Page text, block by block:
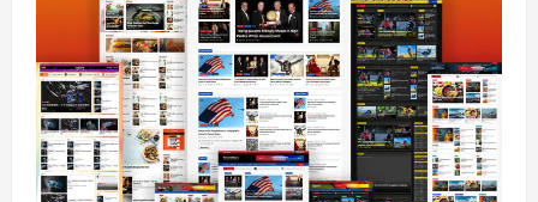
5
کورنیو چارو وزارت: حیرتان کې د بهرنیو
اسعارو د قاچاق هڅه شنډه شوه
sharqnewsglobal.com
August 6, 2026
افغانستان
ننګرهار کې د تېلو یو شمېر پمپونه وتړل شول